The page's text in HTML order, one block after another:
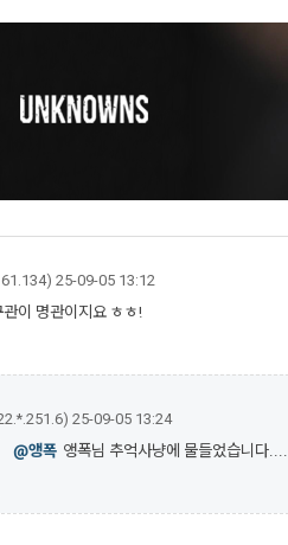
25-09-05 13:12
관이 명관이지요 ㅎㅎ!
25-09-05 13:24
@앵폭 앵폭님 추억사냥에 물들었습니다....